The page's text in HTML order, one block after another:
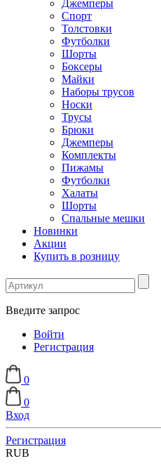
Джемперы
Спорт
Толстовки
Футболки
Шорты
Боксеры
Майки
Наборы трусов
Носки
Трусы
Брюки
Джемперы
Комплекты
Пижамы
Футболки
Халаты
Шорты
Спальные мешки
Новинки
Акции
Купить в розницу
Введите запрос
Войти
Регистрация
0
0
Вход
Регистрация
RUB